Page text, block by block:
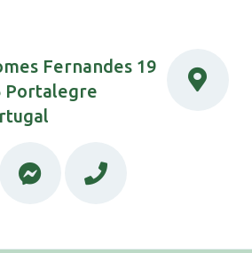
Fernandes 19
Portalegre